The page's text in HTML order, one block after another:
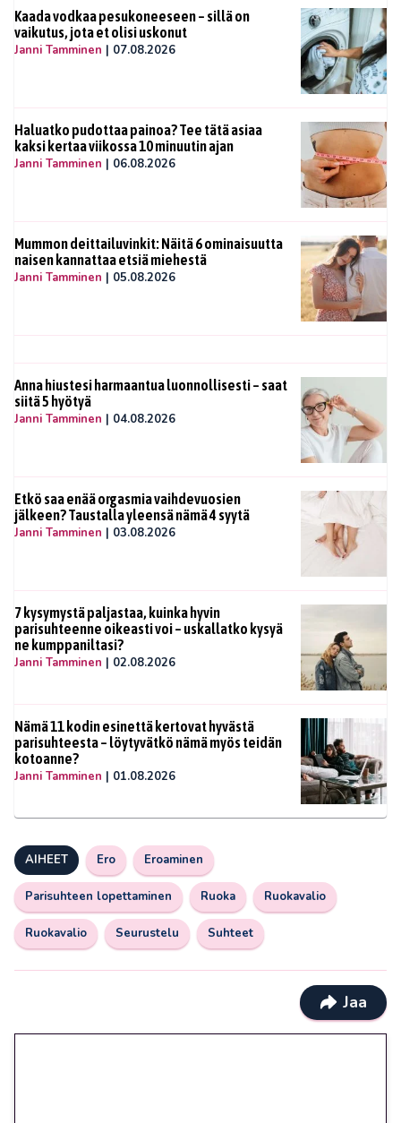
Kaada vodkaa pesukoneeseen – sillä on
vaikutus, jota et olisi uskonut
Janni Tamminen | 07.08.2026
Haluatko pudottaa painoa? Tee tätä asiaa
kaksi kertaa viikossa 10 minuutin ajan
Janni Tamminen | 06.08.2026
Mummon deittailuvinkit: Näitä 6 ominaisuutta
naisen kannattaa etsiä miehestä
Janni Tamminen | 05.08.2026
Anna hiustesi harmaantua luonnollisesti – saat
siitä 5 hyötyä
Janni Tamminen | 04.08.2026
Etkö saa enää orgasmia vaihdevuosien
jälkeen? Taustalla yleensä nämä 4 syytä
Janni Tamminen | 03.08.2026
7 kysymystä paljastaa, kuinka hyvin
parisuhteenne oikeasti voi – uskallatko kysyä
ne kumppaniltasi?
Janni Tamminen | 02.08.2026
Nämä 11 kodin esinettä kertovat hyvästä
parisuhteesta – löytyvätkö nämä myös teidän
kotoanne?
Janni Tamminen | 01.08.2026
AIHEET Ero Eroaminen
Parisuhteen lopettaminen Ruoka Ruokavalio
Ruokavalio Seurustelu Suhteet
Jaa